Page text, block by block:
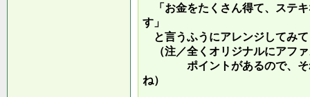
「お金をたくさん得て、ステ
す」
と言うふうにアレンジしてみ
（注／全くオリジナルにアフ
ポイントがあるので、それ
ね）